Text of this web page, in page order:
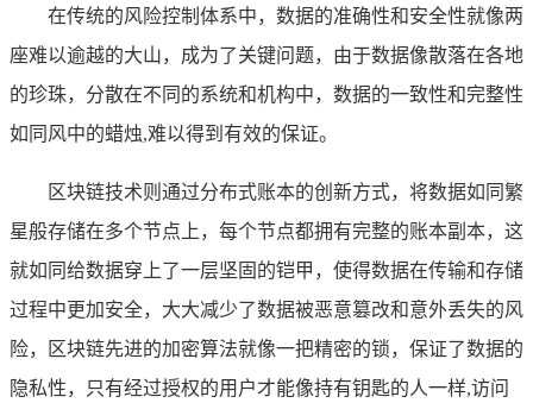
在传统的风险控制体系中，数据的准确性和安全性就像两
座难以逾越的大山，成为了关键问题，由于数据像散落在各地
的珍珠，分散在不同的系统和机构中，数据的一致性和完整性
如同风中的蜡烛,难以得到有效的保证。
区块链技术则通过分布式账本的创新方式，将数据如同繁
星般存储在多个节点上，每个节点都拥有完整的账本副本，这
就如同给数据穿上了一层坚固的铠甲，使得数据在传输和存储
过程中更加安全，大大减少了数据被恶意篡改和意外丢失的风
险，区块链先进的加密算法就像一把精密的锁，保证了数据的
隐私性，只有经过授权的用户才能像持有钥匙的人一样,访问